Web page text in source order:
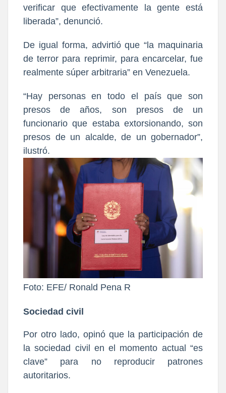
verificar que efectivamente la gente está
liberada”, denunció.
De igual forma, advirtió que “la maquinaria
de terror para reprimir, para encarcelar, fue
realmente súper arbitraria” en Venezuela.
“Hay personas en todo el país que son
presos de años, son presos de un
funcionario que estaba extorsionando, son
presos de un alcalde, de un gobernador”,
ilustró.
Foto: EFE/ Ronald Pena R
Sociedad civil
Por otro lado, opinó que la participación de
la sociedad civil en el momento actual “es
clave” para no reproducir patrones
autoritarios.